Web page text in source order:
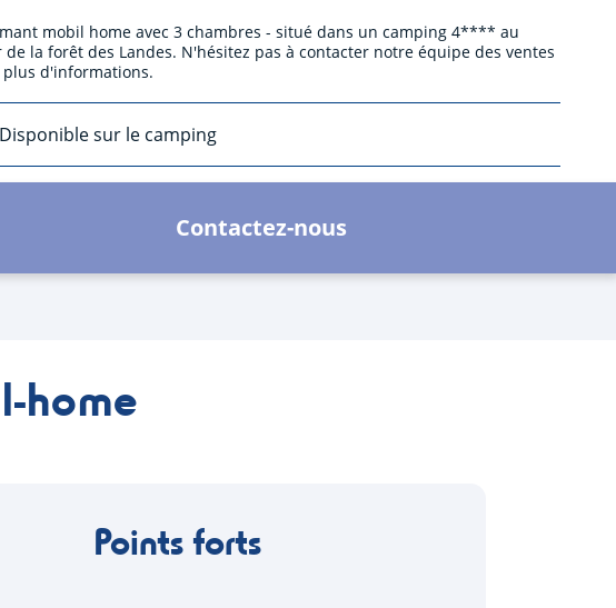
mobil home avec 3 chambres - situé dans un camping 4**** au
la forêt des Landes. N'hésitez pas à contacter notre équipe des ventes
d'informations.
Disponible sur le camping
Contactez-nous
home
Points forts